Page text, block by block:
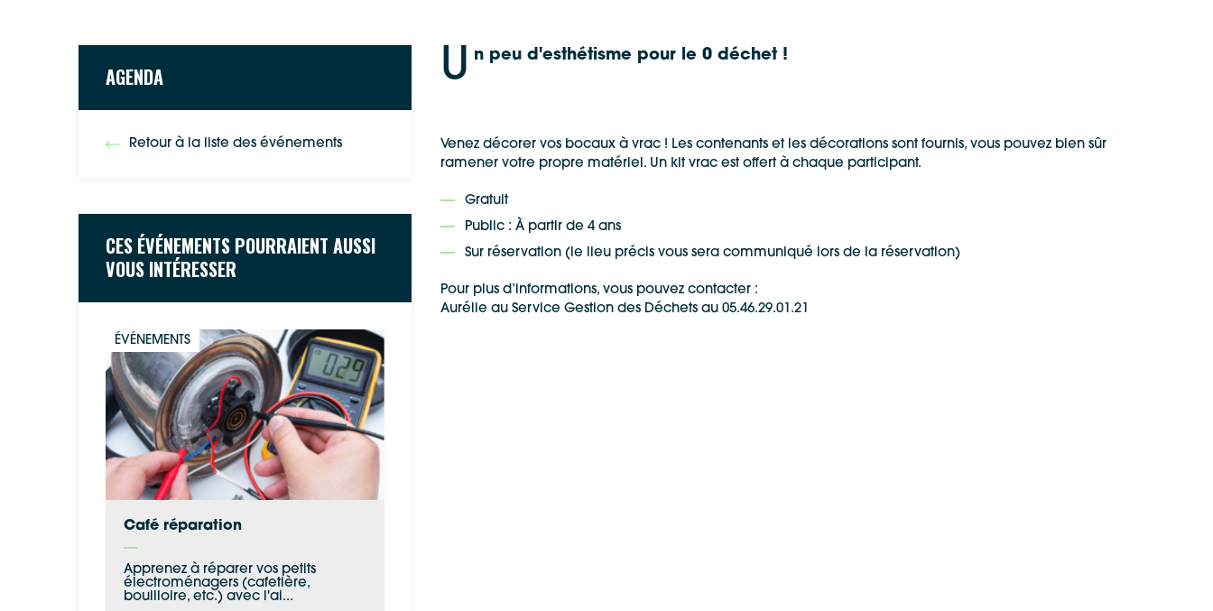
AGENDA
Retour à la liste des événements
CES ÉVÉNEMENTS POURRAIENT AUSSI
VOUS INTÉRESSER
ÉVÉNEMENTS
Café réparation
Apprenez à réparer vos petits
électroménagers (cafetière,
bouilloire, etc.) avec l'ai...
U n peu d'esthétisme pour le 0 déchet !
Venez décorer vos bocaux à vrac ! Les contenants et les décorations sont fournis, vous pouvez bien sûr
ramener votre propre matériel. Un kit vrac est offert à chaque participant.
Gratuit
Public : À partir de 4 ans
Sur réservation (le lieu précis vous sera communiqué lors de la réservation)
Pour plus d’informations, vous pouvez contacter :
Aurélie au Service Gestion des Déchets au 05.46.29.01.21